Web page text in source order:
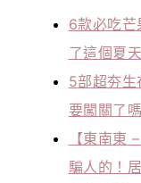
6款必吃芒
了這個夏
5部超夯生
要闖關了
【東南東
騙人的！